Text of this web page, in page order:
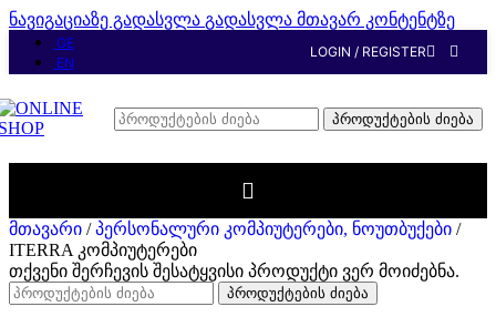
ნავიგაციაზე გადასვლა გადასვლა მთავარ კონტენტზე
GE
EN
LOGIN / REGISTER
პროდუქტების ძიება
მთავარი / პერსონალური კომპიუტერები, ნოუთბუქები /
ITERRA კომპიუტერები
თქვენი შერჩევის შესატყვისი პროდუქტი ვერ მოიძებნა.
პროდუქტების ძიება